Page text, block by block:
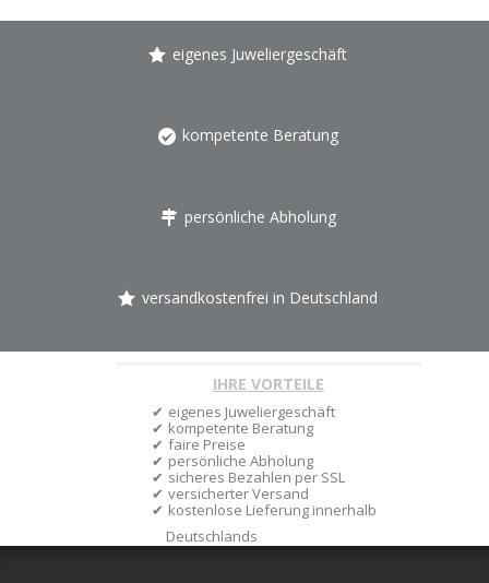
eigenes Juweliergeschäft
kompetente Beratung
persönliche Abholung
versandkostenfrei in Deutschland
IHRE VORTEILE
eigenes Juweliergeschäft
kompetente Beratung
faire Preise
persönliche Abholung
sicheres Bezahlen per SSL
versicherter Versand
kostenlose Lieferung innerhalb
Deutschlands